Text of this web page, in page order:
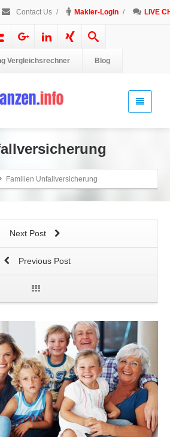
Contact Us / Makler-Login / LIVE
Vergleichsrechner Blog
Familien Unfallversicherung
Next Post
Previous Post